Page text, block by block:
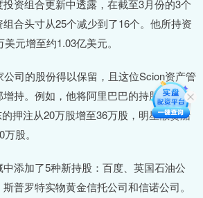
资组合更新中透露，在截至3月份的3个
合头寸从25个减少到了16个。他所持资
元增至约1.03亿美元。
司的股份得以保留，且这位Scion资产管
持。例如，他将阿里巴巴的持股从7.5万
押注从20万股增至36万股，明星散货船
股。
添加了5种新持股：百度、英国石油公
普罗特实物黄金信托公司和信诺公司。